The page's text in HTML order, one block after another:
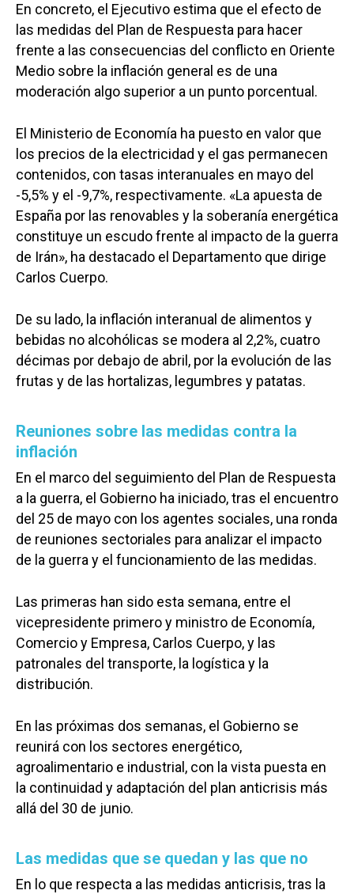
En concreto, el Ejecutivo estima que el efecto de
las medidas del Plan de Respuesta para hacer
frente a las consecuencias del conflicto en Oriente
Medio sobre la inflación general es de una
moderación algo superior a un punto porcentual.
El Ministerio de Economía ha puesto en valor que
los precios de la electricidad y el gas permanecen
contenidos, con tasas interanuales en mayo del
-5,5% y el -9,7%, respectivamente. «La apuesta de
España por las renovables y la soberanía energética
constituye un escudo frente al impacto de la guerra
de Irán», ha destacado el Departamento que dirige
Carlos Cuerpo.
De su lado, la inflación interanual de alimentos y
bebidas no alcohólicas se modera al 2,2%, cuatro
décimas por debajo de abril, por la evolución de las
frutas y de las hortalizas, legumbres y patatas.
Reuniones sobre las medidas contra la
inflación
En el marco del seguimiento del Plan de Respuesta
a la guerra, el Gobierno ha iniciado, tras el encuentro
del 25 de mayo con los agentes sociales, una ronda
de reuniones sectoriales para analizar el impacto
de la guerra y el funcionamiento de las medidas.
Las primeras han sido esta semana, entre el
vicepresidente primero y ministro de Economía,
Comercio y Empresa, Carlos Cuerpo, y las
patronales del transporte, la logística y la
distribución.
En las próximas dos semanas, el Gobierno se
reunirá con los sectores energético,
agroalimentario e industrial, con la vista puesta en
la continuidad y adaptación del plan anticrisis más
allá del 30 de junio.
Las medidas que se quedan y las que no
En lo que respecta a las medidas anticrisis, tras la